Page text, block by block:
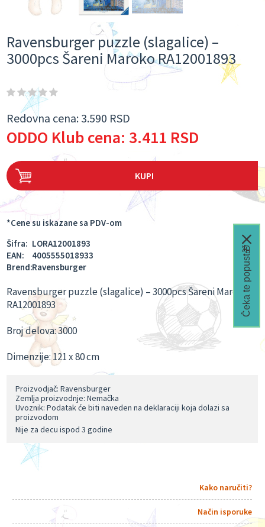
Ravensburger puzzle (slagalice) –
3000pcs Šareni Maroko RA12001893
Redovna cena: 3.590 RSD
ODDO Klub cena: 3.411 RSD
KUPI
*Cene su iskazane sa PDV-om
Šifra: LORA12001893
EAN:
4005555018933
Brend:Ravensburger
Ravensburger puzzle (slagalice) – 3000pcs Šareni Maroko
RA12001893
Broj delova: 3000
Dimenzije: 121 x 80 cm
Proizvodjač: Ravensburger
Zemlja proizvodnje: Nemačka
Uvoznik: Podatak će biti naveden na deklaraciji koja dolazi sa
proizvodom
Nije za decu ispod 3 godine
Kako naručiti?
Način isporuke
Čeka te popust🎁